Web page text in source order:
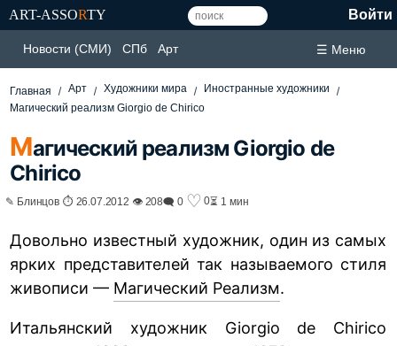
ART-ASSORTY Войти
Новости (СМИ) СПб Арт ☰ Меню
Главная Арт Художники мира
Иностранные художники
Магический реализм Giorgio de Chirico
Магический реализм Giorgio de
Chirico
✎ Блинцов ⏱ 26.07.2012 👁 208🗨 0 ♡ 0⏳ 1 мин
Довольно известный художник, один из самых
ярких представителей так называемого стиля
живописи — Магический Реализм.
Итальянский художник Giorgio de Chirico